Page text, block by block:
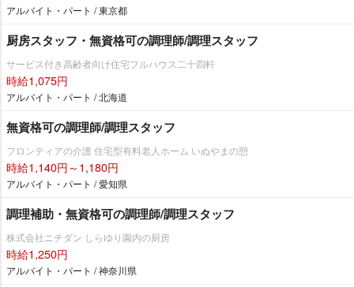
アルバイト・パート / 東京都
厨房スタッフ・無資格可の調理師/調理スタッフ
サービス付き高齢者向け住宅フルハウス二十四軒
時給1,075円
アルバイト・パート / 北海道
無資格可の調理師/調理スタッフ
フロンティアの介護 住宅型有料老人ホーム いぬやまの憩
時給1,140円～1,180円
アルバイト・パート / 愛知県
調理補助・無資格可の調理師/調理スタッフ
株式会社ニチダン しらゆり園内の厨房
時給1,250円
アルバイト・パート / 神奈川県